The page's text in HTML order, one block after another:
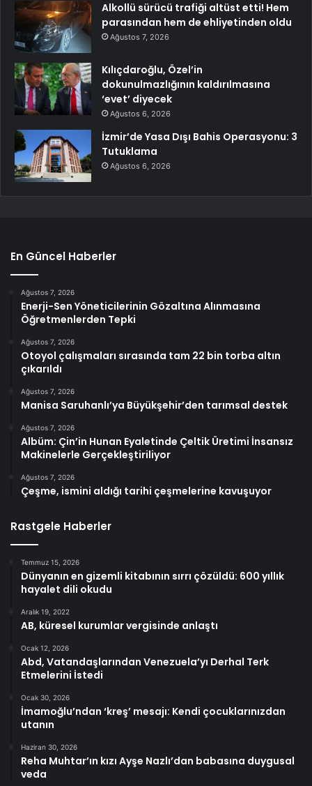
Alkollü sürücü trafiği altüst etti! Hem
parasından hem de ehliyetinden oldu
Ağustos 7, 2026
Kılıçdaroğlu, Özel’in
dokunulmazlığının kaldırılmasına
‘evet’ diyecek
Ağustos 6, 2026
İzmir’de Yasa Dışı Bahis Operasyonu: 3
Tutuklama
Ağustos 6, 2026
En Güncel Haberler
Ağustos 7, 2026
Enerji-Sen Yöneticilerinin Gözaltına Alınmasına
Öğretmenlerden Tepki
Ağustos 7, 2026
Otoyol çalışmaları sırasında tam 22 bin torba altın
çıkarıldı
Ağustos 7, 2026
Manisa Saruhanlı’ya Büyükşehir’den tarımsal destek
Ağustos 7, 2026
Albüm: Çin’in Hunan Eyaletinde Çeltik Üretimi İnsansız
Makinelerle Gerçekleştiriliyor
Ağustos 7, 2026
Çeşme, ismini aldığı tarihi çeşmelerine kavuşuyor
Rastgele Haberler
Temmuz 15, 2026
Dünyanın en gizemli kitabının sırrı çözüldü: 600 yıllık
hayalet dili okudu
Aralık 19, 2022
AB, küresel kurumlar vergisinde anlaştı
Ocak 12, 2026
Abd, Vatandaşlarından Venezuela’yı Derhal Terk
Etmelerini İstedi
Ocak 30, 2026
İmamoğlu’ndan ‘kreş’ mesajı: Kendi çocuklarınızdan
utanın
Haziran 30, 2026
Reha Muhtar’ın kızı Ayşe Nazlı’dan babasına duygusal
veda